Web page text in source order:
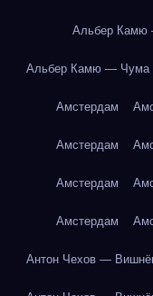
Альбер
Альбер Камю — Чума
Амстердам
Амстердам
Амстердам
Амстердам
Антон Чехов —